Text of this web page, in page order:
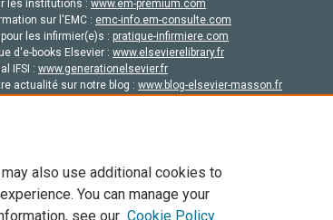
les institutions : www.em-premium.com
sur l'EMC : emc-info.em-consulte.com
pour les infirmier(e)s : pratique-infirmiere.com
d'e-books Elsevier : www.elsevierelibrary.fr
IFSI : www.generationelsevier.fr
actualité sur notre blog : www.blog-elsevier-masson.fr
de licence et ses contributeurs. Tout les droits sont réservés,
also use additional cookies to
You can manage your
see our Cookie Policy